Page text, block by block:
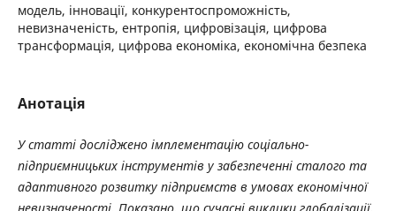
модель, інновації, конкурентоспроможність,
невизначеність, ентропія, цифровізація, цифрова
трансформація, цифрова економіка, економічна безпека
Анотація
У статті досліджено імплементацію соціально-
підприємницьких інструментів у забезпеченні сталого та
адаптивного розвитку підприємств в умовах економічної